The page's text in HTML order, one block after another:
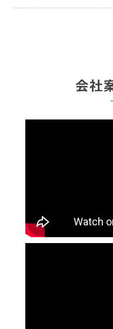
会社